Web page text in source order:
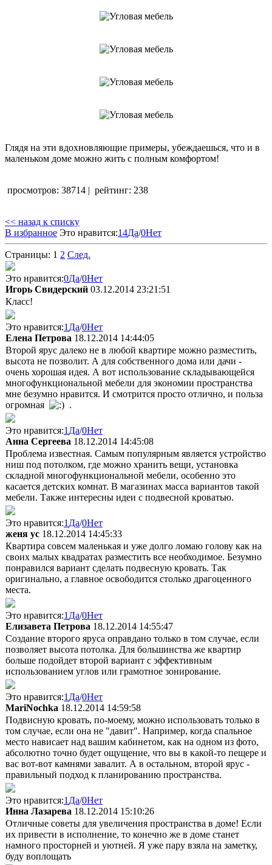
Глядя на эти вдохновляющие примеры, убеждаешься, что и в
маленьком доме можно жить с полным комфортом!
просмотров: 38714 | рейтинг: 238
<< назад к списку
В избранное Это нравится:14Да/0Нет
Страницы: 1 2 След.
Это нравится:0Да/0Нет
Игорь Свидерский 03.12.2014 23:21:51
Класс!
Это нравится:1 Да/0Нет
Елена Петрова 18.12.2014 14:44:05
Второй ярус далеко не в любой квартире можно разместить,
высота не позволит. А для собственного дома или дачи -
очень хорошая идея. А вот использование складывающейся
многофункциональной мебели для экономии пространства
мне безумно нравится. И смотрится просто отлично, и польза
огромная
.
Это нравится:1 Да/0Нет
Анна Сергеева 18.12.2014 14:45:08
Проблема известная. Самым популярным является устройство
ниш под потолком, где можно хранить вещи, установка
складной многофункциональной мебели, особенно это
касается детских комнат. В магазинах масса вариантов такой
мебели. Также интересны идеи с подвесной кроватью.
Это нравится:1 Да/0Нет
женя ус 18.12.2014 14:45:33
Квартира совсем маленькая и уже долго ломаю голову как на
своих малых квадратах разместить все необходимое. Безумно
понравился вариант сделать подвесную кровать. Так
оригинально, а главное освободится столько драгоценного
места.
Это нравится:1 Да/0Нет
Елизавета Петрова 18.12.2014 14:55:47
Создание второго яруса оправдано только в том случае, если
позволяет высота потолка. Для большинства же квартир
больше подойдет второй вариант с эффективным
использованием углов или грамотное зонирование.
Это нравится:1 Да/0Нет
MariNochka 18.12.2014 14:59:58
Подвисную кровать, по-моему, можно использовать только в
том случае, если она не "давит". Например, когда спальное
место нависает над вашим кабинетом, как на одном из фото,
абсолютно точно будет ощущение, что вы в какой-то пещере и
вас вот-вот камнями завалит. А в остальном, второй ярус -
правильный подход к планированию пространства.
Это нравится:1 Да/0Нет
Инна Лазарева 18.12.2014 15:10:26
Отличные советы для увеличения пространства в доме! Если
их привести в исполнение, то конечно же в доме станет
намного просторней и уютней. Я уже пару взяла на заметку,
буду воплощать